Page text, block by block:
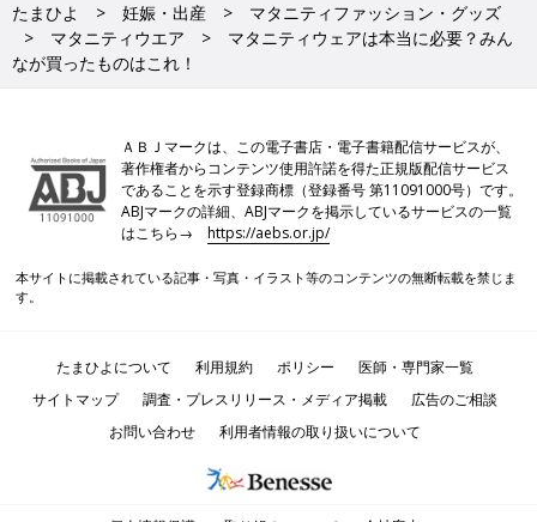
たまひよ 妊娠・出産
マタニティファッション・グッズ
マタニティウエア
マタニティウェアは本当に必要？みん
なが買ったものはこれ！
ＡＢＪマークは、この電子書店・電子書籍配信サービスが、
著作権者からコンテンツ使用許諾を得た正規版配信サービス
であることを示す登録商標（登録番号 第11091000号）です。
ABJマークの詳細、ABJマークを掲示しているサービスの一覧
はこちら→https://aebs.or.jp/
本サイトに掲載されている記事・写真・イラスト等のコンテンツの無断転載を禁じま
す。
たまひよについて 利用規約 ポリシー
医師・専門家一覧
サイトマップ
調査・プレスリリース・メディア掲載
広告のご相談
お問い合わせ
利用者情報の取り扱いについて